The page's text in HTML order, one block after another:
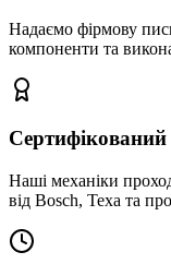
Надаємо фірмову
компоненти та
Сертифікований
Наші механіки
від Bosch, Texa та